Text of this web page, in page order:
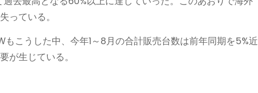
っている。
こうした中、今年1～8月の合計販売台数は前年同期を5%近
が生じている。